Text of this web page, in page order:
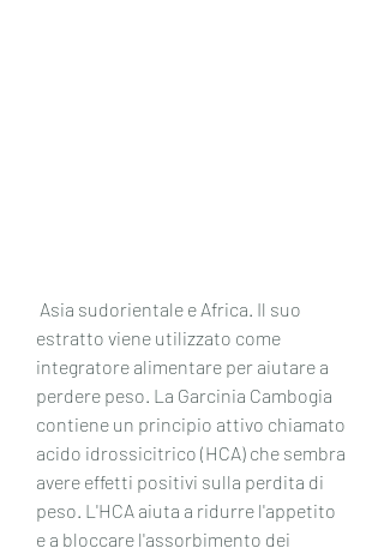
estratto viene utilizzato come
integratore alimentare per aiutare a
perdere peso. La Garcinia Cambogia
contiene un principio attivo chiamato
acido idrossicitrico (HCA) che sembra
avere effetti positivi sulla perdita di
peso. L'HCA aiuta a ridurre l'appetito
e a bloccare l'assorbimento dei